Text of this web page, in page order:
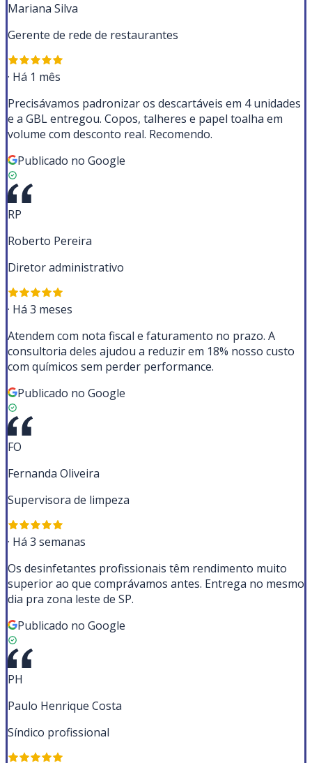
Mariana Silva
Gerente de rede de restaurantes
· Há 1 mês
Precisávamos padronizar os descartáveis em 4 unidades
e a GBL entregou. Copos, talheres e papel toalha em
volume com desconto real. Recomendo.
Publicado no Google
RP
Roberto Pereira
Diretor administrativo
· Há 3 meses
Atendem com nota fiscal e faturamento no prazo. A
consultoria deles ajudou a reduzir em 18% nosso custo
com químicos sem perder performance.
Publicado no Google
FO
Fernanda Oliveira
Supervisora de limpeza
· Há 3 semanas
Os desinfetantes profissionais têm rendimento muito
superior ao que comprávamos antes. Entrega no mesmo
dia pra zona leste de SP.
Publicado no Google
PH
Paulo Henrique Costa
Síndico profissional